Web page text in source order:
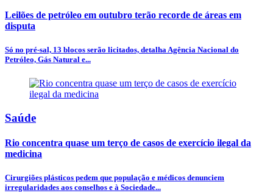
Leilões de petróleo em outubro terão recorde de áreas em
disputa
Só no pré-sal, 13 blocos serão licitados, detalha Agência Nacional do
Petróleo, Gás Natural e...
Saúde
Rio concentra quase um terço de casos de exercício ilegal da
medicina
Cirurgiões plásticos pedem que população e médicos denunciem
irregularidades aos conselhos e à Sociedade...